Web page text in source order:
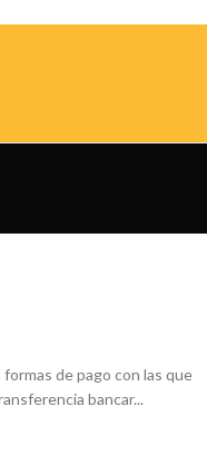
de pago con las que
bancar...